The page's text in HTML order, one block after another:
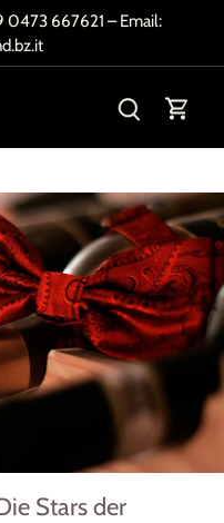
0473 667621 – Email:
Stars der